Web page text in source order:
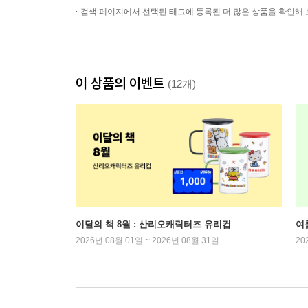
검색 페이지에서 선택된 태그에 등록된 더 많은 상품을 확인해
이 상품의 이벤트 (12개)
이달의 책 8월 : 산리오캐릭터즈 유리컵
2026년 08월 01일 ~ 2026년 08월 31일
여